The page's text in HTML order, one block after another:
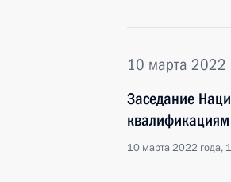
10 марта 2022
Заседание
квалификациям
10 марта 2022 года,